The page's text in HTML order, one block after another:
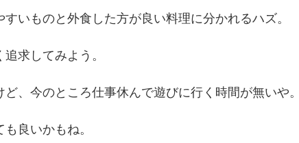
いものと外食した方が良い料理に分かれるハズ。
求してみよう。
、今のところ仕事休んで遊びに行く時間が無いや
良いかもね。